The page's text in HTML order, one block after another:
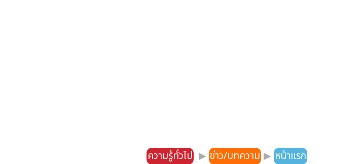
ความรู้ทั่วไป ▶ ข่าว/บทความ ▶ หน้าแรก